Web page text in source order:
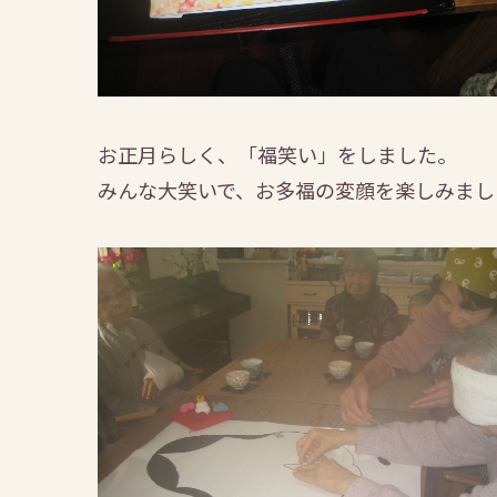
お正月らしく、「福笑い」をしました。
みんな大笑いで、お多福の変顔を楽しみま